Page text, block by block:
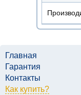
Главная
Гарантия
Контакты
Как купить?